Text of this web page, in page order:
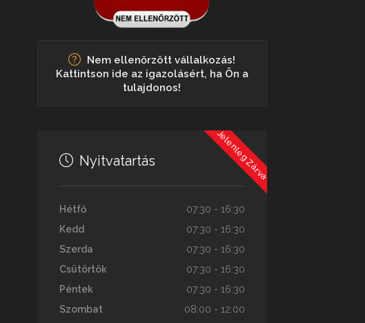
Nem ellenőrzött vállalkozás!
Kattintson ide az igazolásért, ha Ön a
tulajdonos!
Jelenleg Zárva
Nyitvatartás
Hétfő
07:30 - 16:30
Kedd
07:30 - 16:30
Szerda
07:30 - 16:30
Csütörtök
07:30 - 16:30
Péntek
07:30 - 16:30
Szombat
08:00 - 12:00